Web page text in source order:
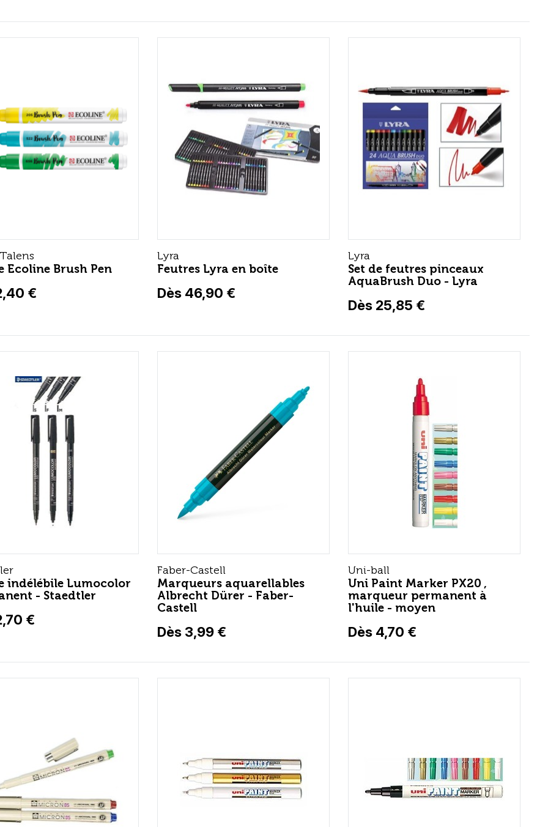
Ecoline Brush Pen
€
Lyra
Feutres Lyra en boîte
Dès 46,90 €
Lyra
Set de feutres pinceaux
AquaBrush Duo - Lyra
Dès 25,85 €
indélébile Lumocolor
- Staedtler
€
Faber-Castell
Marqueurs aquarellables
Albrecht Dürer - Faber-
Castell
Dès 3,99 €
Uni-ball
Uni Paint Marker PX20 ,
marqueur permanent à
l'huile - moyen
Dès 4,70 €